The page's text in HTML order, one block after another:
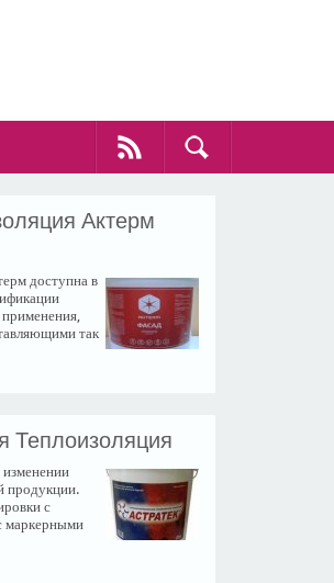
Актерм
доступна в
так
Теплоизоляция
продукции.
с
маркерными